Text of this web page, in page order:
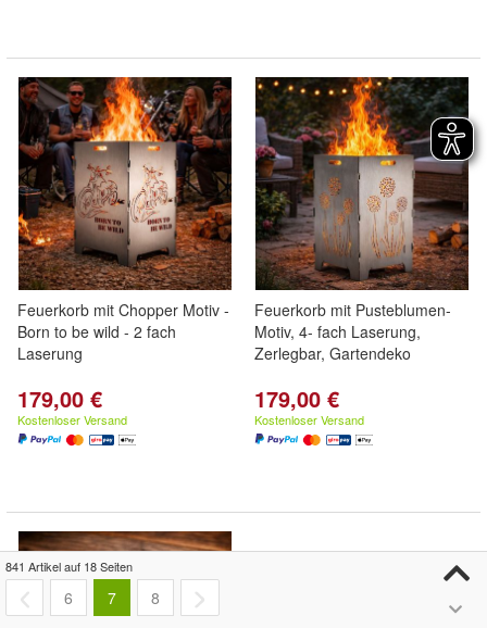
Feuerkorb mit Chopper Motiv -
Born to be wild - 2 fach
Laserung
179,00 €
Kostenloser Versand
Feuerkorb mit Pusteblumen-
Motiv, 4- fach Laserung,
Zerlegbar, Gartendeko
179,00 €
Kostenloser Versand
841 Artikel auf 18 Seiten
6 7 8